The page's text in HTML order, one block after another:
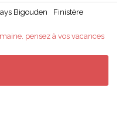
Bigouden
Finistère
pensez à vos vacances